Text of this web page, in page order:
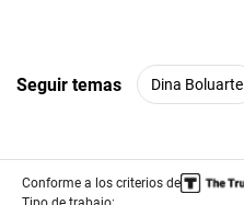
Seguir temas Dina Boluarte
Conforme a los criterios de